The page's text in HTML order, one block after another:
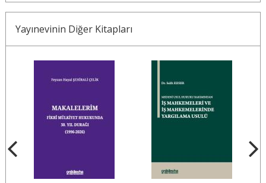
Yayınevinin Diğer Kitapları